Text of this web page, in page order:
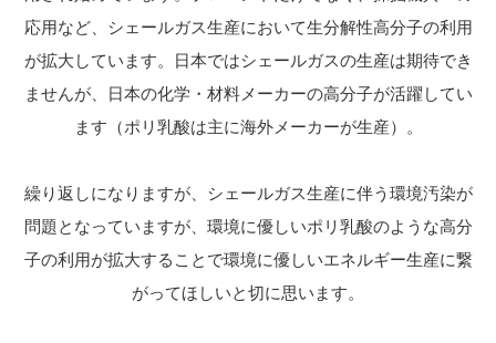
応用など、シェールガス生産において生分解性高分子の利用
が拡大しています。日本ではシェールガスの生産は期待でき
ませんが、日本の化学・材料メーカーの高分子が活躍してい
ます（ポリ乳酸は主に海外メーカーが生産）。
繰り返しになりますが、シェールガス生産に伴う環境汚染が
問題となっていますが、環境に優しいポリ乳酸のような高分
子の利用が拡大することで環境に優しいエネルギー生産に繋
がってほしいと切に思います。